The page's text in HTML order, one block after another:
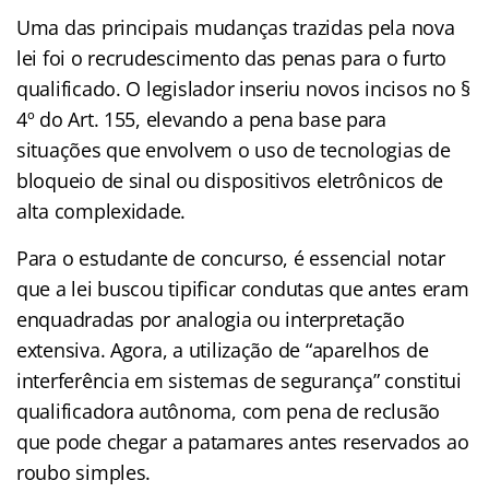
Uma das principais mudanças trazidas pela nova
lei foi o recrudescimento das penas para o furto
qualificado. O legislador inseriu novos incisos no §
4º do Art. 155, elevando a pena base para
situações que envolvem o uso de tecnologias de
bloqueio de sinal ou dispositivos eletrônicos de
alta complexidade.
Para o estudante de concurso, é essencial notar
que a lei buscou tipificar condutas que antes eram
enquadradas por analogia ou interpretação
extensiva. Agora, a utilização de “aparelhos de
interferência em sistemas de segurança” constitui
qualificadora autônoma, com pena de reclusão
que pode chegar a patamares antes reservados ao
roubo simples.